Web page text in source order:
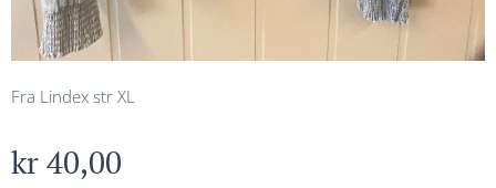
Fra Lindex str XL
kr40,00